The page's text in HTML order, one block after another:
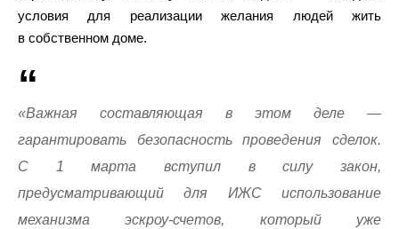
условия для реализации желания людей жить
в собственном доме.
«Важная составляющая в этом деле —
гарантировать безопасность проведения сделок.
С 1 марта вступил в силу закон,
предусматривающий для ИЖС использование
механизма эскроу-счетов, который уже